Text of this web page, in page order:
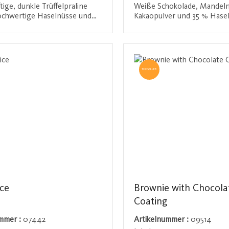
dunkle Trüffelpraline
Haselnüsse und
Die Kombination
bitterer Schokolade und
Nüssen sorgt für ein
Geschmackserlebnis, das
Zunge nachklingt.
/ Registrieren
Weiße Schokolade,
Kakaopulver und 35 %
unvergleichlich feinen
Geschmackserlebnis.
Genießer.
Anmelden /
: 07442
TOPSELLER
Brownie with
Coating
Artikelnummer : 09514